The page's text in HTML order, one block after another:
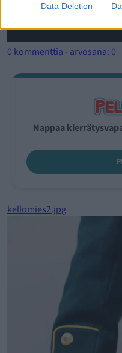
Data Deletion
0 kommenttia - arvosana: 0
Nappaa
kellomies2.jpg